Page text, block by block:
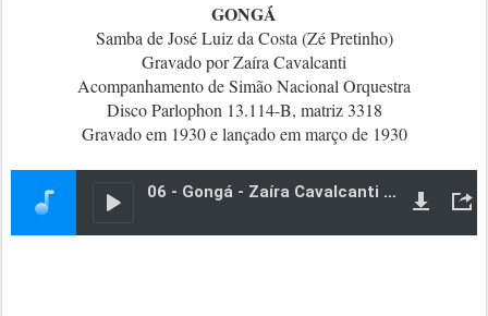
GONGÁ
Samba de José Luiz da Costa (Zé Pretinho)
Gravado por Zaíra Cavalcanti
Acompanhamento de Simão Nacional Orquestra
Disco Parlophon 13.114-B, matriz 3318
Gravado em 1930 e lançado em março de 1930